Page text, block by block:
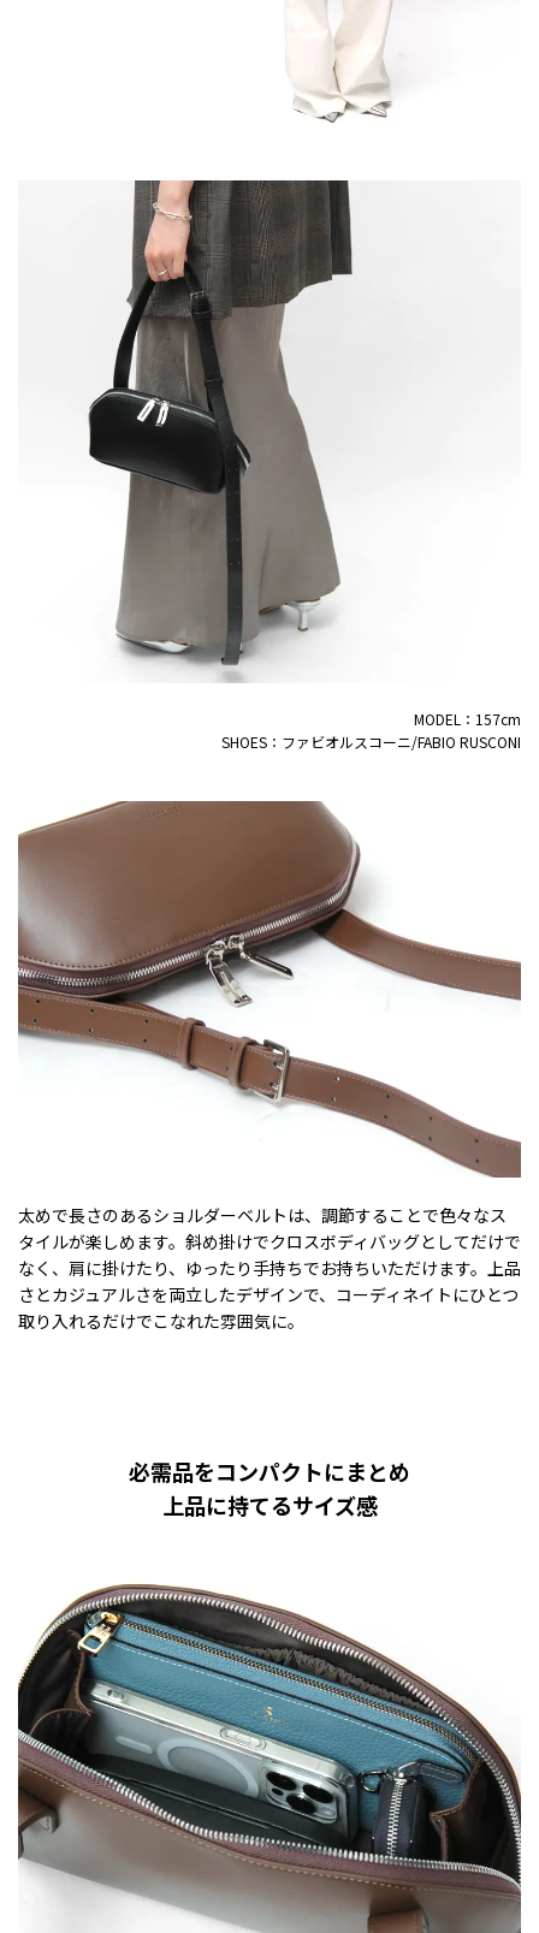
MODEL：157cm
SHOES：ファビオルスコーニ/FABIO RUSCONI
太めで長さのあるショルダーベルトは、調節することで色々なス
タイルが楽しめます。斜め掛けでクロスボディバッグとしてだけで
なく、肩に掛けたり、ゆったり手持ちでお持ちいただけます。上品
さとカジュアルさを両立したデザインで、コーディネイトにひとつ
取り入れるだけでこなれた雰囲気に。
必需品をコンパクトにまとめ
上品に持てるサイズ感